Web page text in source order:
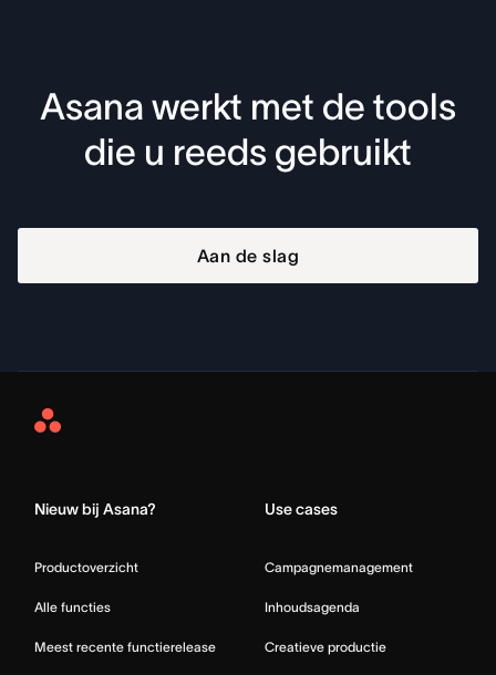
Asana werkt met de tools
die u reeds gebruikt
Aan de slag
Asana
Nieuw bij Asana?
Productoverzicht
Alle functies
Meest recente functierelease
Use cases
Campagnemanagement
Inhoudsagenda
Creatieve productie